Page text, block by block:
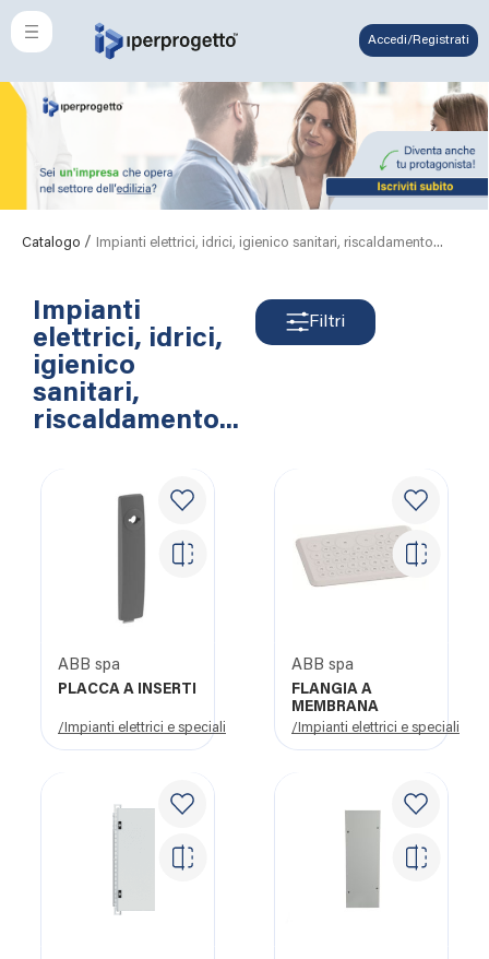
Accedi/Registrati
Catalogo / Impianti elettrici, idrici, igienico sanitari, riscaldamento...
Impianti
elettrici, idrici,
igienico
sanitari,
riscaldamento...
Filtri
ABB spa
PLACCA A INSERTI
/Impianti elettrici e speciali
ABB spa
FLANGIA A
MEMBRANA
/Impianti elettrici e speciali